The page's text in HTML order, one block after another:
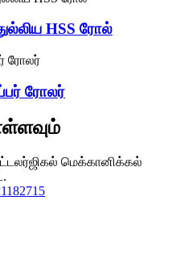
HSS ரோல்
ரோலர்
மெக்கானிக்கல்